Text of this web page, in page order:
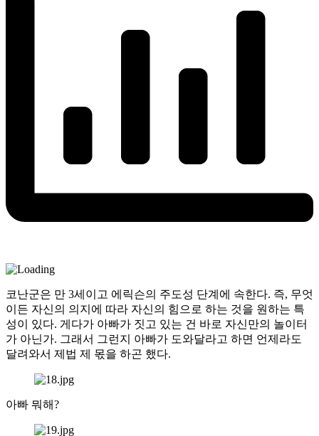
코난군은 만 3세이고 에릭슨의 주도성 단계에 속한다. 즉, 무엇
이든 자신의 의지에 따라 자신의 힘으로 하는 것을 원하는 특
성이 있다. 게다가 아빠가 짓고 있는 건 바로 자신만의 놀이터
가 아닌가. 그래서 그런지 아빠가 도와달라고 하면 언제라도
달려와서 제법 제 몫을 하곤 했다.
아빠 뭐해?